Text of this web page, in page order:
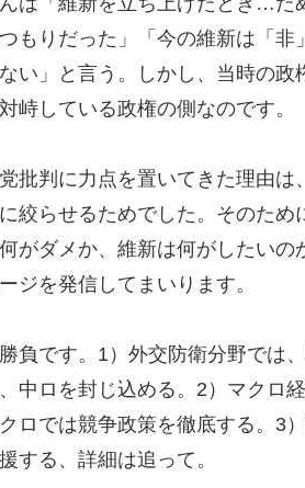
もりだった」「今の維新は「
い」と言う。しかし、当時の
峙している政権の側なのです。
批判に力点を置いてきた理由
絞らせるためでした。そのた
がダメか、維新は何がしたい
ジを発信してまいります。
負です。1）外交防衛分野では
中ロを封じ込める。2）マクロ
ロでは競争政策を徹底する。3
する、詳細は追って。